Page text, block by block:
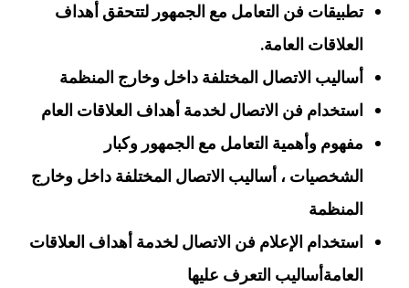
تطبيقات فن التعامل مع الجمهور لتتحقق أهداف
العلاقات العامة.
أساليب الاتصال المختلفة داخل وخارج المنظمة
استخدام فن الاتصال لخدمة أهداف العلاقات العام
مفهوم وأهمية التعامل مع الجمهور وكبار
الشخصيات ، أساليب الاتصال المختلفة داخل وخارج
المنظمة
استخدام الإعلام فن الاتصال لخدمة أهداف العلاقات
العامةأساليب التعرف عليها